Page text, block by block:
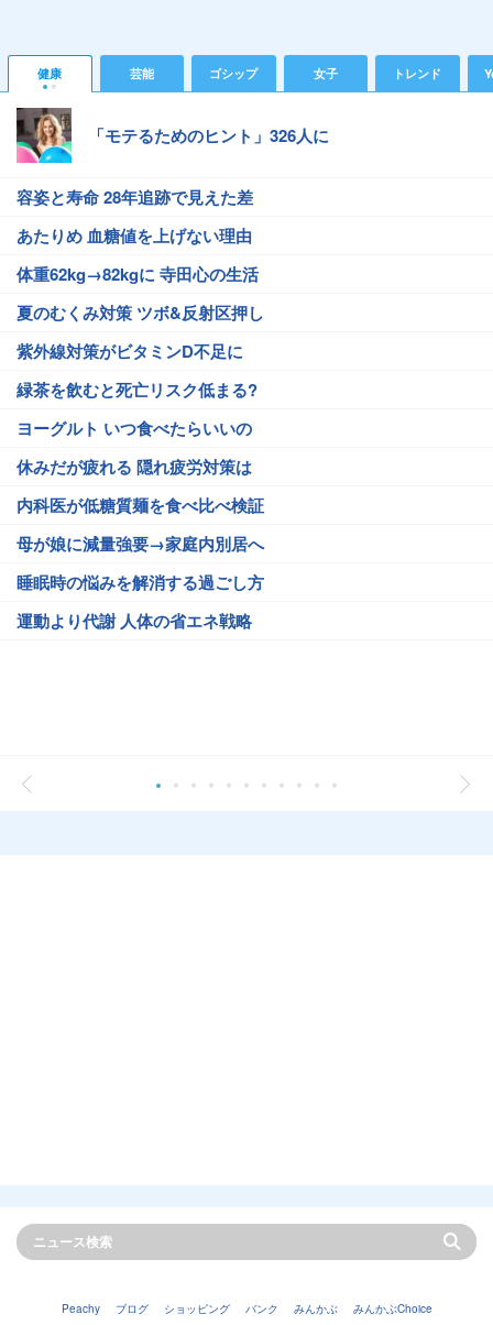
健康 芸能 ゴシップ 女子 トレンド
「モテるためのヒント」326人に
容姿と寿命 28年追跡で見えた差
あたりめ 血糖値を上げない理由
体重62kg→82kgに 寺田心の生活
夏のむくみ対策 ツボ&反射区押し
紫外線対策がビタミンD不足に
緑茶を飲むと死亡リスク低まる?
ヨーグルト いつ食べたらいいの
休みだが疲れる 隠れ疲労対策は
内科医が低糖質麺を食べ比べ検証
母が娘に減量強要→家庭内別居へ
睡眠時の悩みを解消する過ごし方
運動より代謝 人体の省エネ戦略
Peachy ブログ ショッピング バンク みんかぶ みんかぶChoice